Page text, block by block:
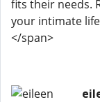
fits their needs.
your intimate
</span>